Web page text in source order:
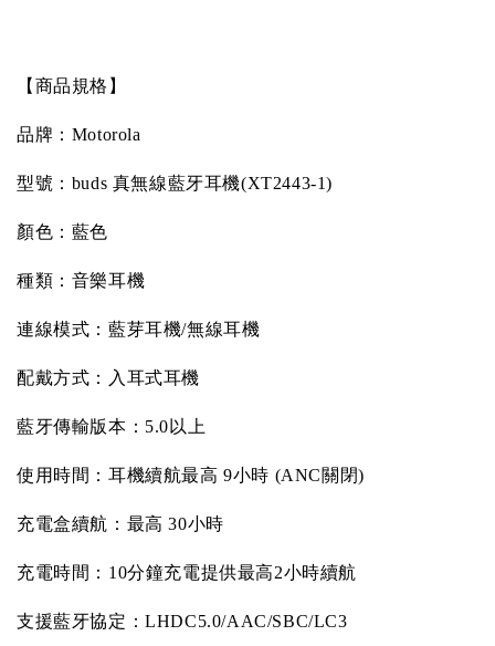
【商品規格】
品牌： Motorola
型號： buds 真無線藍牙耳機(XT2443-1)
顏色：藍色
種類：音樂耳機
連線模式：藍芽耳機/無線耳機
配戴方式：入耳式耳機
藍牙傳輸版本： 5.0 以上
使用時間：耳機續航最高 9小時 (ANC關閉)
充電盒續航：最高 30小時
充電時間： 10分鐘充電提供最高2小時續航
支援藍牙協定：LHDC5.0/AAC/SBC/LC3